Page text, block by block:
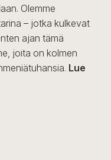
Olemme
– jotka kulkevat
ajan tämä
joita on kolmen
Lue